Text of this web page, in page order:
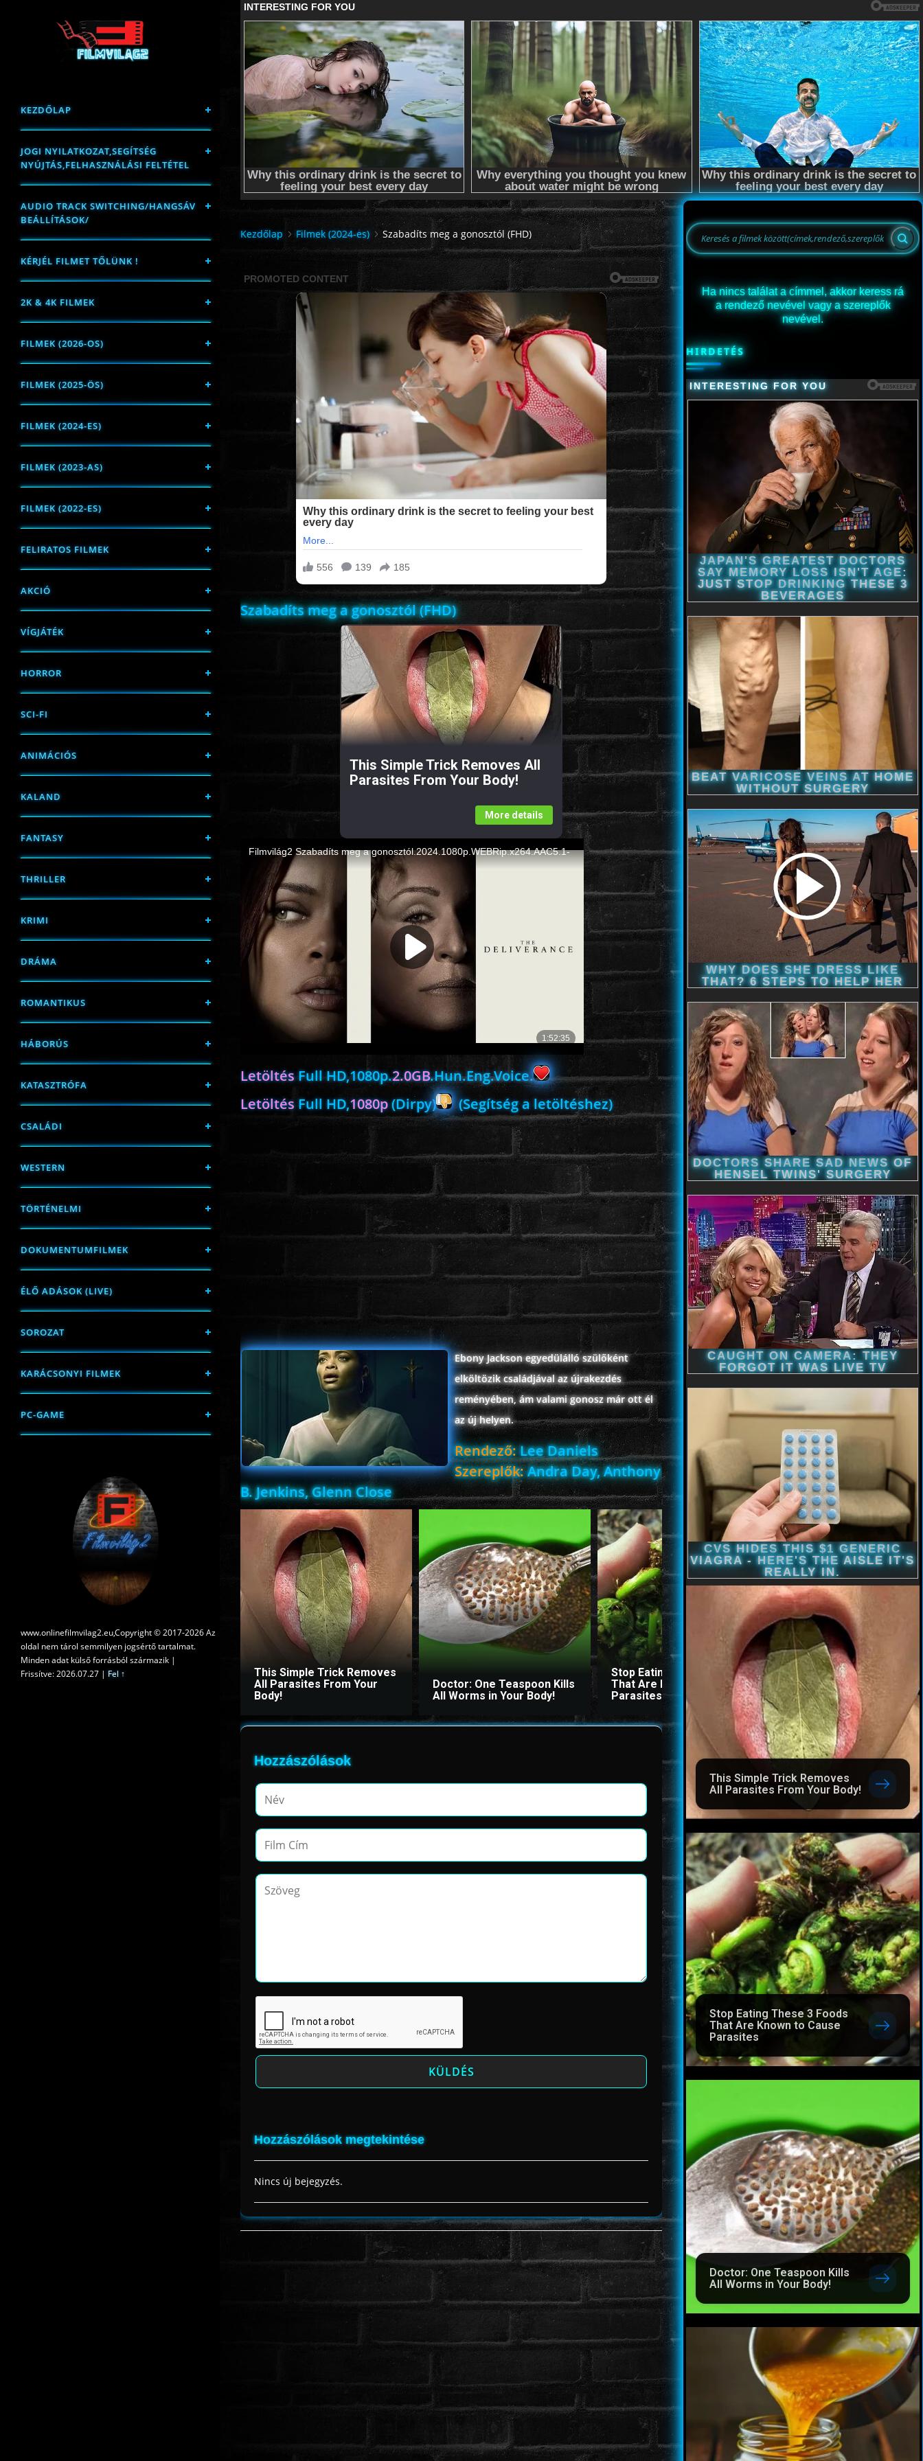
KEZDŐLAP
JOGI NYILATKOZAT,SEGÍTSÉG
NYÚJTÁS,FELHASZNÁLÁSI FELTÉTEL
AUDIO TRACK SWITCHING/HANGSÁV
BEÁLLÍTÁSOK/
KÉRJÉL FILMET TŐLÜNK !
2K & 4K FILMEK
FILMEK (2026-OS)
FILMEK (2025-ÖS)
FILMEK (2024-ES)
FILMEK (2023-AS)
FILMEK (2022-ES)
FELIRATOS FILMEK
AKCIÓ
VÍGJÁTÉK
HORROR
SCI-FI
ANIMÁCIÓS
KALAND
FANTASY
THRILLER
KRIMI
DRÁMA
ROMANTIKUS
HÁBORÚS
KATASZTRÓFA
CSALÁDI
WESTERN
TÖRTÉNELMI
DOKUMENTUMFILMEK
ÉLŐ ADÁSOK (LIVE)
SOROZAT
KARÁCSONYI FILMEK
PC-GAME
www.onlinefilmvilag2.eu,Copyright © 2017-2026 Az
oldal nem tárol semmilyen jogsértő tartalmat.
Minden adat külső forrásból származik |
Frissítve: 2026.07.27 | Fel ↑
Kezdőlap Filmek (2024-es) Szabadíts meg a gonosztól (FHD)
Szabadíts meg a gonosztól (FHD)
This Simple Trick Removes All
Parasites From Your Body!
More details
LetöltésFull HD,1080p.2.0GB.Hun.Eng.Voice.
LetöltésFull HD,1080p(Dirpy) (Segítség a letöltéshez)
Ebony Jackson egyedülálló szülőként
elköltözik családjával az újrakezdés
reményében, ám valami gonosz már ott él
az új helyen.
Rendező:Lee Daniels
Szereplők:Andra Day, Anthony
B. Jenkins, Glenn Close
This Simple Trick Removes
All Parasites From Your
Body!
Doctor: One Teaspoon Kills
All Worms in Your Body!
Stop Eating These 3 Foods
That Are Known to Cause
Parasites
The Stool Will Fly Out
Immediately If You Drink
Before Bed
Hozzászólások
Hozzászólások megtekintése
Nincs új bejegyzés.
Ha nincs találat a címmel, akkor keress rá
a rendező nevével vagy a szereplők
nevével.
HIRDETÉS
This Simple Trick Removes
All Parasites From Your Body!
Stop Eating These 3 Foods
That Are Known to Cause
Parasites
Doctor: One Teaspoon Kills
All Worms in Your Body!